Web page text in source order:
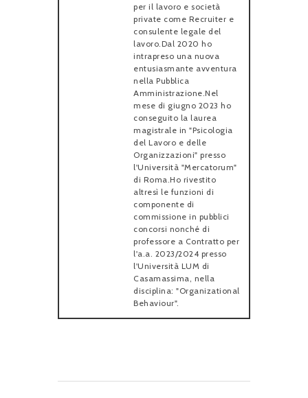
per il lavoro e società
private come Recruiter e
consulente legale del
lavoro.Dal 2020 ho
intrapreso una nuova
entusiasmante avventura
nella Pubblica
Amministrazione.Nel
mese di giugno 2023 ho
conseguito la laurea
magistrale in "Psicologia
del Lavoro e delle
Organizzazioni" presso
l'Università "Mercatorum"
di Roma.Ho rivestito
altresì le funzioni di
componente di
commissione in pubblici
concorsi nonché di
professore a Contratto per
l'a.a. 2023/2024 presso
l'Università LUM di
Casamassima, nella
disciplina: "Organizational
Behaviour".